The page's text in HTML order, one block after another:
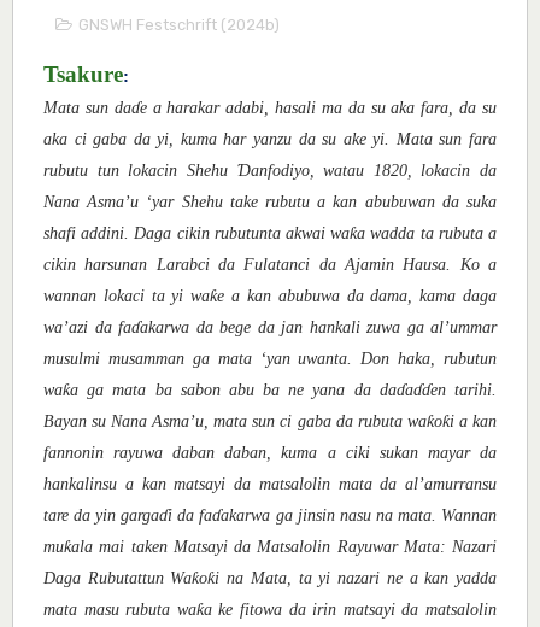
GNSWH Festschrift (2024b)
Tsakure:
Mata sun daɗe a harakar adabi, hasali ma da su aka fara, da su
aka ci gaba da yi, kuma har yanzu da su ake yi. Mata sun fara
rubutu tun lokacin Shehu Ɗanfodiyo, watau 1820, lokacin da
Nana Asma’u ‘yar Shehu take rubutu a kan abubuwan da suka
shafi addini. Daga cikin rubutunta akwai waƙa wadda ta rubuta a
cikin harsunan Larabci da Fulatanci da Ajamin Hausa. Ko a
wannan lokaci ta yi waƙe a kan abubuwa da dama, kama daga
wa’azi da faɗakarwa da bege da jan hankali zuwa ga al’ummar
musulmi musamman ga mata ‘yan uwanta. Don haka, rubutun
waƙa ga mata ba sabon abu ba ne yana da daɗaɗɗen tarihi.
Bayan su Nana Asma’u, mata sun ci gaba da rubuta waƙoƙi a kan
fannonin rayuwa daban daban, kuma a ciki sukan mayar da
hankalinsu a kan matsayi da matsalolin mata da al’amurransu
tare da yin gargaɗi da faɗakarwa ga jinsin nasu na mata. Wannan
muƙala mai taken Matsayi da Matsalolin Rayuwar Mata: Nazari
Daga Rubutattun Waƙoƙi na Mata, ta yi nazari ne a kan yadda
mata masu rubuta waƙa ke fitowa da irin matsayi da matsalolin